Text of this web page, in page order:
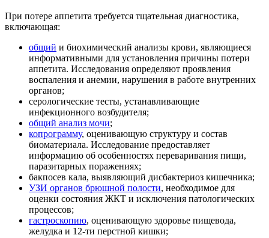
При потере аппетита требуется тщательная диагностика,
включающая:
общий и биохимический анализы крови, являющиеся
информативными для установления причины потери
аппетита. Исследования определяют проявления
воспаления и анемии, нарушения в работе внутренних
органов;
серологические тесты, устанавливающие
инфекционного возбудителя;
общий анализ мочи;
копрограмму, оценивающую структуру и состав
биоматериала. Исследование предоставляет
информацию об особенностях переваривания пищи,
паразитарных поражениях;
бакпосев кала, выявляющий дисбактериоз кишечника;
УЗИ органов брюшной полости, необходимое для
оценки состояния ЖКТ и исключения патологических
процессов;
гастроскопию, оценивающую здоровье пищевода,
желудка и 12-ти перстной кишки;